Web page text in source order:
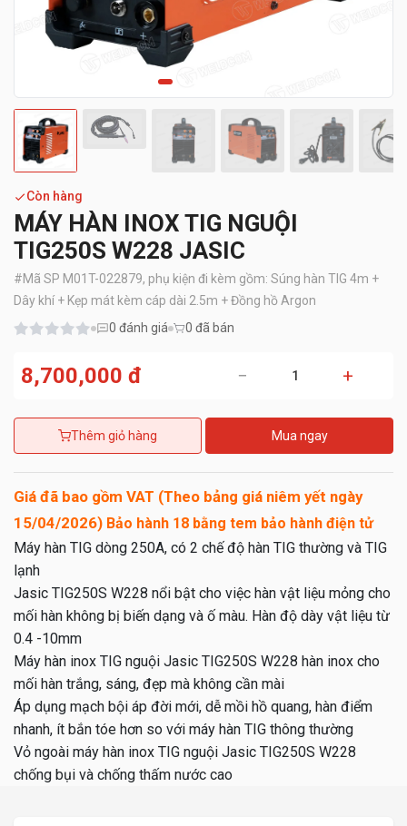
Còn hàng
MÁY HÀN INOX TIG NGUỘI
TIG250S W228 JASIC
#Mã SP M01T-022879, phụ kiện đi kèm gồm: Súng hàn TIG 4m +
Dây khí + Kẹp mát kèm cáp dài 2.5m + Đồng hồ Argon
0 đánh giá 0 đã bán
8,700,000 đ − +
Thêm giỏ hàng Mua ngay
Giá đã bao gồm VAT (Theo bảng giá niêm yết ngày
15/04/2026) Bảo hành 18 bằng tem bảo hành điện tử
Máy hàn TIG dòng 250A, có 2 chế độ hàn TIG thường và TIG
lạnh
Jasic TIG250S W228 nổi bật cho việc hàn vật liệu mỏng cho
mối hàn không bị biến dạng và ố màu. Hàn độ dày vật liệu từ
0.4 -10mm
Máy hàn inox TIG nguội Jasic TIG250S W228 hàn inox cho
mối hàn trắng, sáng, đẹp mà không cần mài
Áp dụng mạch bội áp đời mới, dễ mồi hồ quang, hàn điểm
nhanh, ít bắn tóe hơn so với máy hàn TIG thông thường
Vỏ ngoài máy hàn inox TIG nguội Jasic TIG250S W228
chống bụi và chống thấm nước cao